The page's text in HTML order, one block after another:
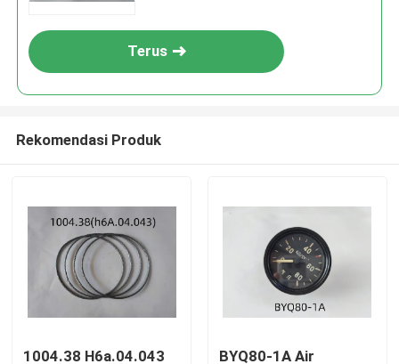
Terus
Rekomendasi Produk
1004.38 H6a.04.043
BYQ80-1A Air